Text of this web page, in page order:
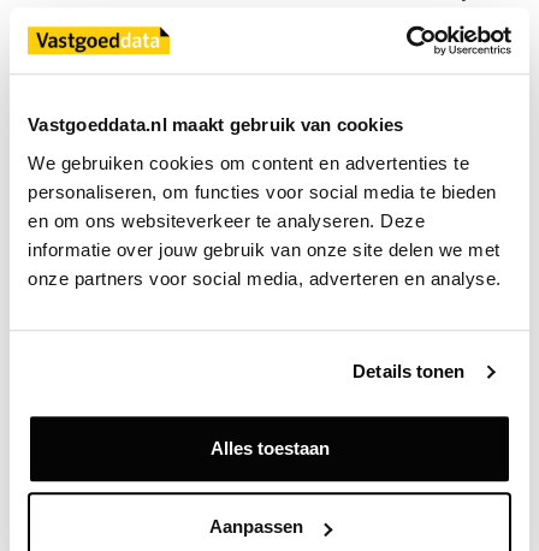
Vastgoeddata.nl maakt gebruik van cookies
We gebruiken cookies om content en advertenties te
personaliseren, om functies voor social media te bieden
en om ons websiteverkeer te analyseren. Deze
informatie over jouw gebruik van onze site delen we met
onze partners voor social media, adverteren en analyse.
Details tonen
Alles toestaan
Aanpassen
ontwikkelen. Ik ben daarom ook intrinsiek
gemotiveerd om op deze locatie een mooi en gezonde
leefomgeving te creëren waar mensen in perfecte
harmonie met de natuur wonen.”
Biobased bouwen
Een aanzienlijk deel van de woningen wordt
gerealiseerd met het FLOW-concept van BAM. Dit
woonconcept maakt gebruik van hout en andere
biobased materialen. Dankzij prefabricage kan
efficiënt worden gebouwd. Tegelijkertijd zorgen de
tijdens de bouw en wordt CO₂ langdurig opgeslagen
in de woningen zelf. Ook in de openbare ruimte
wordt gekozen voor natuurlijke en circulaire
materialen die aansluiten bij het groene karakter